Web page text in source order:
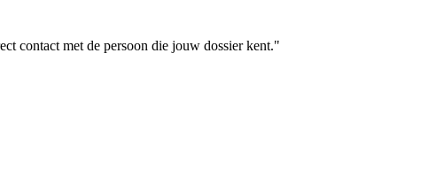
contact met de persoon die jouw dossier kent."